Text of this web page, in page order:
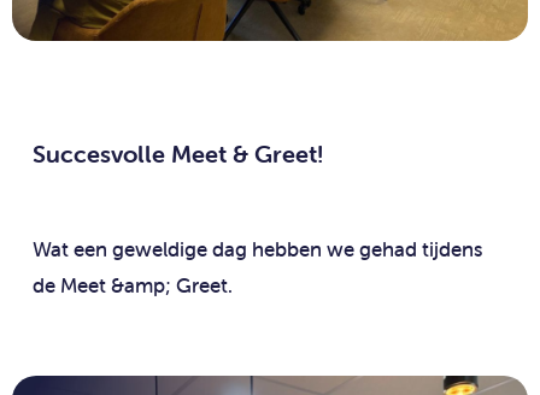
Succesvolle Meet & Greet!
Wat een geweldige dag hebben we gehad tijdens
de Meet &amp; Greet.